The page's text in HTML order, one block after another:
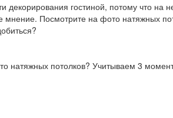
гостиной, потому что на
Посмотрите на фото натяжных
натяжных потолков? Учитываем 3